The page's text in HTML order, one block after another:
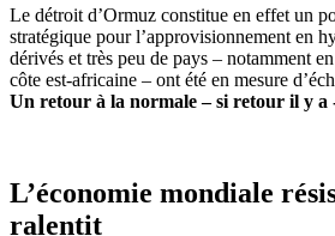
Le détroit d’Ormuz constitue en effet un
stratégique pour l’approvisionnement en
dérivés et très peu de pays – notamment
côte est-africaine – ont été en mesure
Un retour à la normale – si retour il y a
L’économie mondiale
ralentit